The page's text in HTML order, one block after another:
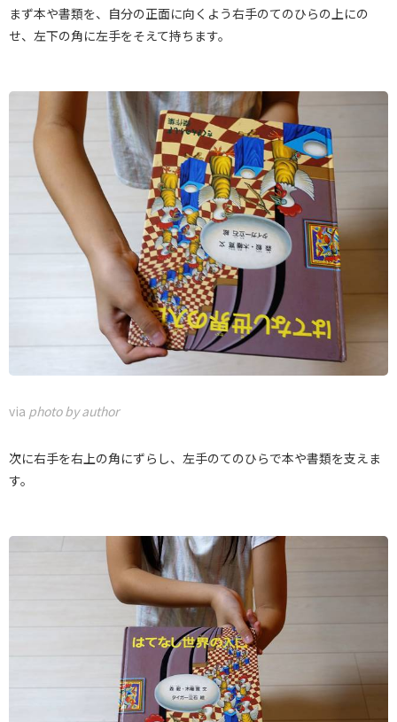
まず本や書類を、自分の正面に向くよう右手のてのひらの上にの
せ、左下の角に左手をそえて持ちます。
via photo by author
次に右手を右上の角にずらし、左手のてのひらで本や書類を支えま
す。